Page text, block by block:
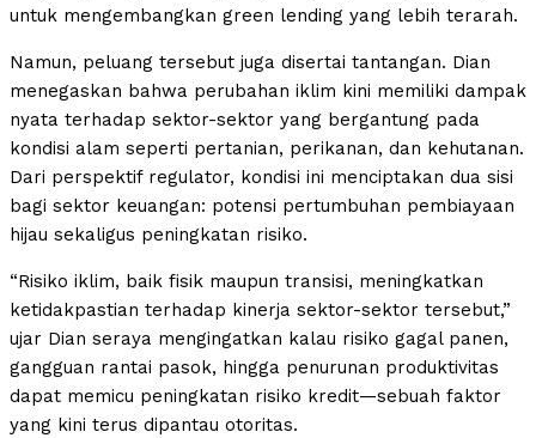
untuk mengembangkan green lending yang lebih terarah.
Namun, peluang tersebut juga disertai tantangan. Dian
menegaskan bahwa perubahan iklim kini memiliki dampak
nyata terhadap sektor-sektor yang bergantung pada
kondisi alam seperti pertanian, perikanan, dan kehutanan.
Dari perspektif regulator, kondisi ini menciptakan dua sisi
bagi sektor keuangan: potensi pertumbuhan pembiayaan
hijau sekaligus peningkatan risiko.
“Risiko iklim, baik fisik maupun transisi, meningkatkan
ketidakpastian terhadap kinerja sektor-sektor tersebut,”
ujar Dian seraya mengingatkan kalau risiko gagal panen,
gangguan rantai pasok, hingga penurunan produktivitas
dapat memicu peningkatan risiko kredit—sebuah faktor
yang kini terus dipantau otoritas.